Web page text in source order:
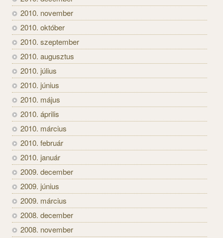
2010. november
2010. október
2010. szeptember
2010. augusztus
2010. július
2010. június
2010. május
2010. április
2010. március
2010. február
2010. január
2009. december
2009. június
2009. március
2008. december
2008. november